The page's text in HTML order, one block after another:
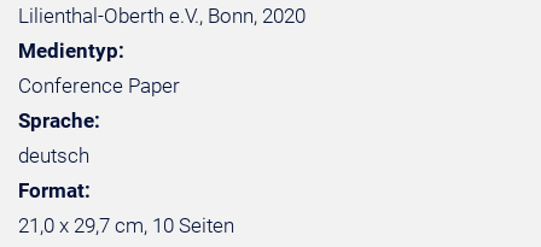
Lilienthal-Oberth e.V., Bonn, 2020
Medientyp:
Conference Paper
Sprache:
deutsch
Format:
21,0 x 29,7 cm, 10 Seiten